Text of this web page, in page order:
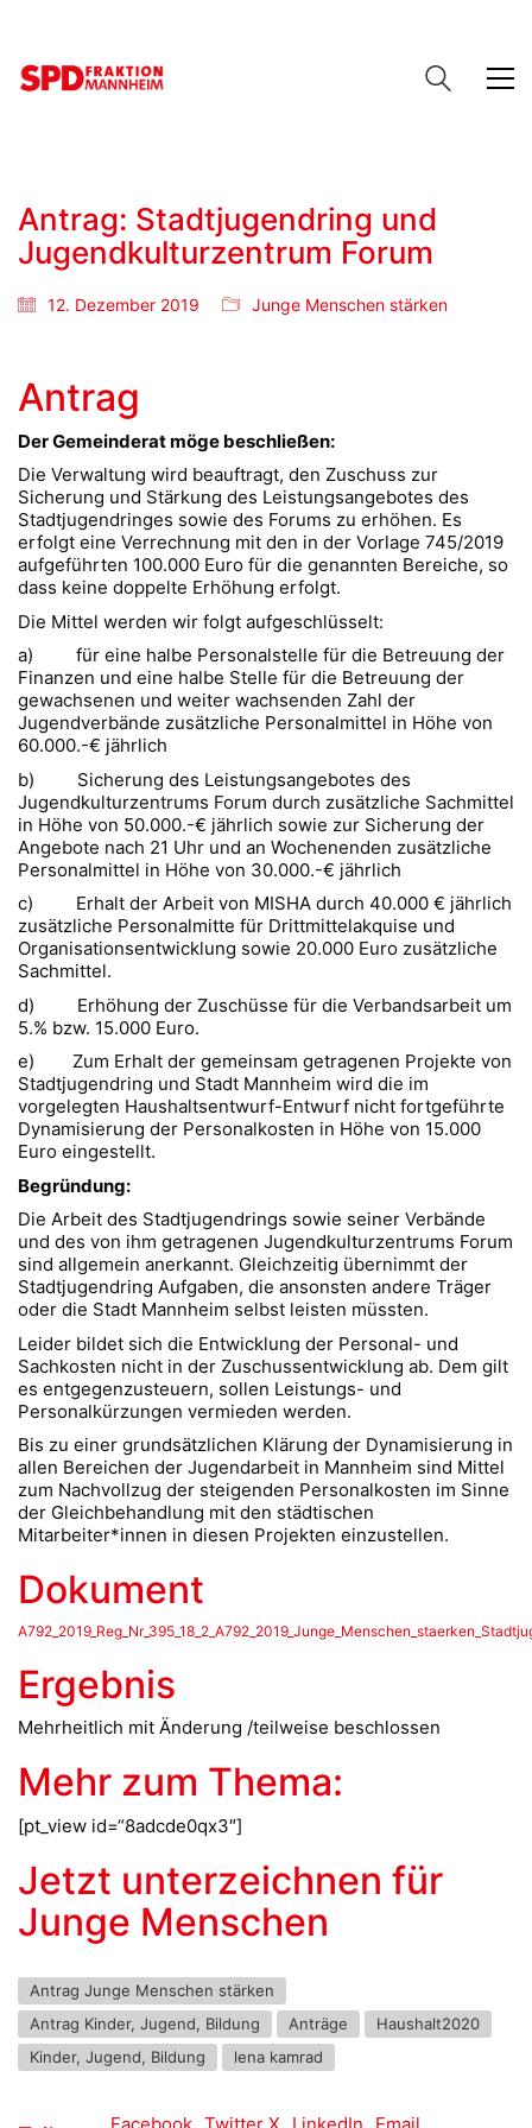
Antrag: Stadtjugendring und
Jugendkulturzentrum Forum
12. Dezember 2019 Junge Menschen stärken
Antrag
Der Gemeinderat möge beschließen:
Die Verwaltung wird beauftragt, den Zuschuss zur
Sicherung und Stärkung des Leistungsangebotes des
Stadtjugendringes sowie des Forums zu erhöhen. Es
erfolgt eine Verrechnung mit den in der Vorlage 745/2019
aufgeführten 100.000 Euro für die genannten Bereiche, so
dass keine doppelte Erhöhung erfolgt.
Die Mittel werden wir folgt aufgeschlüsselt:
a) für eine halbe Personalstelle für die Betreuung der
Finanzen und eine halbe Stelle für die Betreuung der
gewachsenen und weiter wachsenden Zahl der
Jugendverbände zusätzliche Personalmittel in Höhe von
60.000.-€ jährlich
b) Sicherung des Leistungsangebotes des
Jugendkulturzentrums Forum durch zusätzliche Sachmittel
in Höhe von 50.000.-€ jährlich sowie zur Sicherung der
Angebote nach 21 Uhr und an Wochenenden zusätzliche
Personalmittel in Höhe von 30.000.-€ jährlich
c) Erhalt der Arbeit von MISHA durch 40.000 € jährlich
zusätzliche Personalmitte für Drittmittelakquise und
Organisationsentwicklung sowie 20.000 Euro zusätzliche
Sachmittel.
d) Erhöhung der Zuschüsse für die Verbandsarbeit um
5.% bzw. 15.000 Euro.
e) Zum Erhalt der gemeinsam getragenen Projekte von
Stadtjugendring und Stadt Mannheim wird die im
vorgelegten Haushaltsentwurf-Entwurf nicht fortgeführte
Dynamisierung der Personalkosten in Höhe von 15.000
Euro eingestellt.
Begründung:
Die Arbeit des Stadtjugendrings sowie seiner Verbände
und des von ihm getragenen Jugendkulturzentrums Forum
sind allgemein anerkannt. Gleichzeitig übernimmt der
Stadtjugendring Aufgaben, die ansonsten andere Träger
oder die Stadt Mannheim selbst leisten müssten.
Leider bildet sich die Entwicklung der Personal- und
Sachkosten nicht in der Zuschussentwicklung ab. Dem gilt
es entgegenzusteuern, sollen Leistungs- und
Personalkürzungen vermieden werden.
Bis zu einer grundsätzlichen Klärung der Dynamisierung in
allen Bereichen der Jugendarbeit in Mannheim sind Mittel
zum Nachvollzug der steigenden Personalkosten im Sinne
der Gleichbehandlung mit den städtischen
Mitarbeiter*innen in diesen Projekten einzustellen.
Dokument
Ergebnis
Mehrheitlich mit Änderung /teilweise beschlossen
Mehr zum Thema:
[pt_view id=“8adcde0qx3″]
Jetzt unterzeichnen für
Junge Menschen
Antrag Junge Menschen stärken
Antrag Kinder, Jugend, Bildung
Anträge
Haushalt2020
Kinder, Jugend, Bildung
lena kamrad